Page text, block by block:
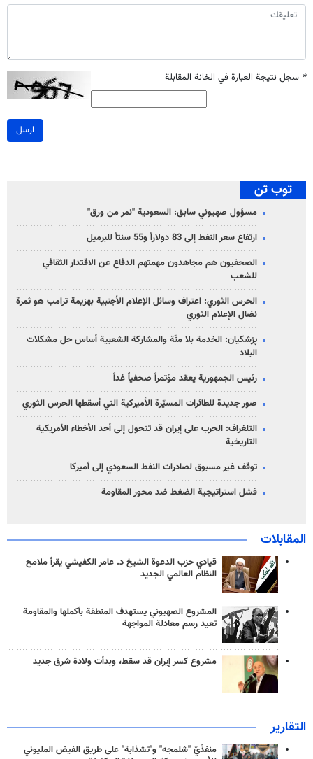
* سجل نتيجة العبارة في الخانة المقابلة
ارسل
توب تن
مسؤول صهيوني سابق: السعودية "نمر من ورق"
ارتفاع سعر النفط إلى 83 دولاراً و55 سنتاً للبرميل
الصحفيون هم مجاهدون مهمتهم الدفاع عن الاقتدار الثقافي
للشعب
الحرس الثوري: اعتراف وسائل الإعلام الأجنبية بهزيمة ترامب هو ثمرة
نضال الإعلام الثوري
پزشکیان: الخدمة بلا منّة والمشاركة الشعبية أساس حل مشكلات
البلاد
رئيس الجمهورية يعقد مؤتمراً صحفياً غداً
صور جديدة للطائرات المسيّرة الأميركية التي أسقطها الحرس الثوري
التلغراف: الحرب على إيران قد تتحول إلى أحد الأخطاء الأمريكية
التاريخية
توقف غير مسبوق لصادرات النفط السعودي إلى أميركا
فشل استراتيجية الضغط ضد محور المقاومة
المقابلات
قيادي حزب الدعوة الشيخ د. عامر الكفيشي يقرأ ملامح
النظام العالمي الجديد
المشروع الصهيوني يستهدف المنطقة بأكملها والمقاومة
تعيد رسم معادلة المواجهة
مشروع كسر إيران قد سقط، وبدأت ولادة شرق جديد
التقارير
منفذَيّ "شلمجه" و"تشذابة" على طريق الفيض المليوني